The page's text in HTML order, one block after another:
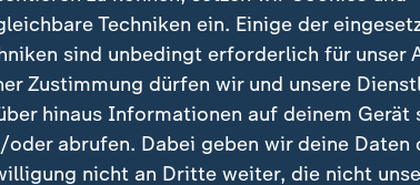
Techniken ein. Einige der
sind unbedingt erforderlich für unser
Zustimmung dürfen wir und unsere
hinaus Informationen auf deinem Gerät
oder abrufen. Dabei geben wir deine Daten
nicht an Dritte weiter, die nicht